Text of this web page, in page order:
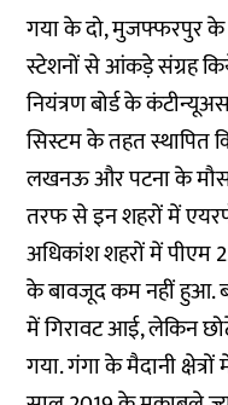
गया के दो, मुजफ्फरपुर के
स्टेशनों से आंकड़े संग्रह
नियंत्रण बोर्ड के
सिस्टम के तहत स्थापित
लखनऊ और पटना के
तरफ से इन शहरों में
अधिकांश शहरों में पीएम
के बावजूद कम नहीं हुआ.
में गिरावट आई, लेकिन
गया. गंगा के मैदानी